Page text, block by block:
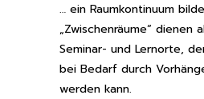
… ein Raumkontinuum
„Zwischenräume“ dienen
Seminar- und Lernorte,
bei Bedarf durch
werden kann.